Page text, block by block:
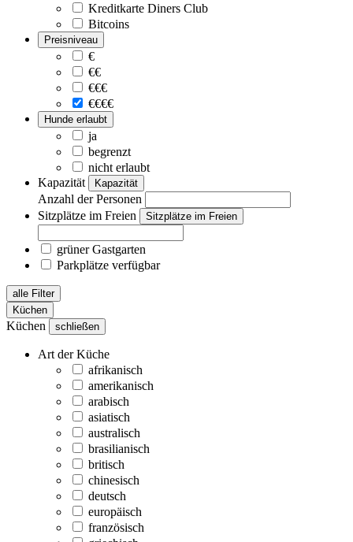
Kreditkarte Diners Club
Bitcoins
Preisniveau
€
€€
€€€
€€€€
Hunde erlaubt
ja
begrenzt
nicht erlaubt
Kapazität
Kapazität
Anzahl der Personen
Sitzplätze im Freien
Sitzplätze im Freien
grüner Gastgarten
Parkplätze verfügbar
alle Filter
Küchen
Küchen schließen
Art der Küche
afrikanisch
amerikanisch
arabisch
asiatisch
australisch
brasilianisch
britisch
chinesisch
deutsch
europäisch
französisch